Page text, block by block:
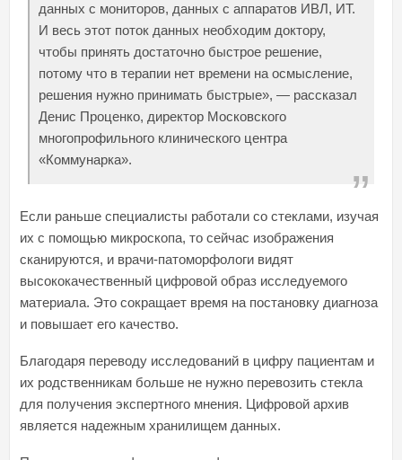
данных с мониторов, данных с аппаратов ИВЛ, ИТ.
И весь этот поток данных необходим доктору,
чтобы принять достаточно быстрое решение,
потому что в терапии нет времени на осмысление,
решения нужно принимать быстрые», — рассказал
Денис Проценко, директор Московского
многопрофильного клинического центра
«Коммунарка».
Если раньше специалисты работали со стеклами, изучая
их с помощью микроскопа, то сейчас изображения
сканируются, и врачи-патоморфологи видят
высококачественный цифровой образ исследуемого
материала. Это сокращает время на постановку диагноза
и повышает его качество.
Благодаря переводу исследований в цифру пациентам и
их родственникам больше не нужно перевозить стекла
для получения экспертного мнения. Цифровой архив
является надежным хранилищем данных.